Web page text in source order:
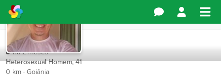
brunerzao85
há 2 meses
Heterosexual Homem, 41
0 km · Goiânia